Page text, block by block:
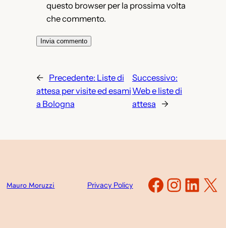
questo browser per la prossima volta
che commento.
← Precedente: Liste di
attesa per visite ed esami
a Bologna
Successivo:
Web e liste di
attesa
→
Mauro Moruzzi Privacy Policy X